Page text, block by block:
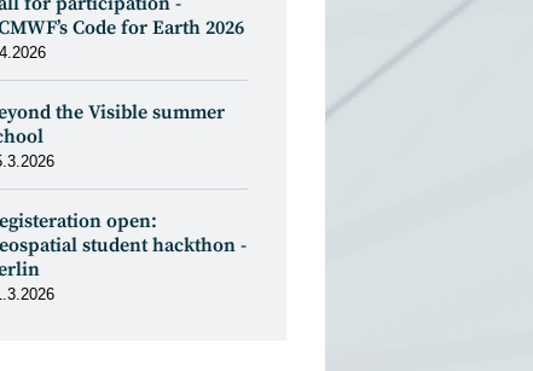
Code for Earth 2026
the Visible summer
open:
student hackthon -